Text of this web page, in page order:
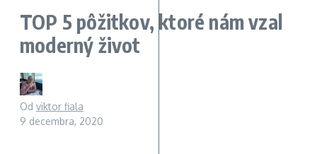
TOP 5 pôžitkov, ktoré nám vzal
moderný život
Od viktor fiala
9 decembra, 2020